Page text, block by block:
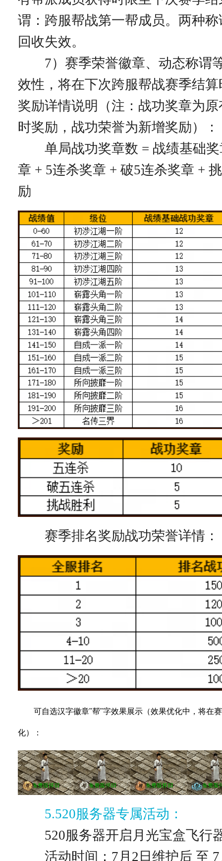
谓：跨服帮战第一帮成员。两种
回收失效。
7）赛季荣誉徽章、动态称谓
效性，将在下次跨服帮战赛季结
奖励详情说明（注：战功奖章为
时奖励，战功荣誉为新增奖励）：
单局战功奖章数 = 战绩基础奖
章 + 5连杀奖章 + 破5连杀奖章 +
励
赛季排名奖励战功荣誉详情：
可自选汉字徽章"帮"字效果展示（效果优化中，将在赛
化）：
5.520服务器专属活动：
520服务器开启月光宝盒飞行
活动时间：7月2日维护后 至 7